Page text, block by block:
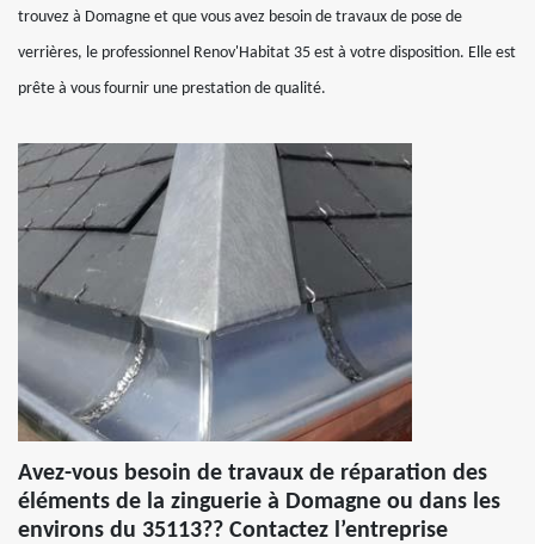
trouvez à Domagne et que vous avez besoin de travaux de pose de
verrières, le professionnel Renov'Habitat 35 est à votre disposition. Elle est
prête à vous fournir une prestation de qualité.
Avez-vous besoin de travaux de réparation des
éléments de la zinguerie à Domagne ou dans les
environs du 35113?? Contactez l’entreprise